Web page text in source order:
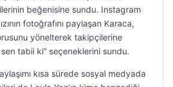
beğenisine sundu. Instagram
fotoğrafını paylaşan Karaca,
yönelterek takipçilerine
sen tabii ki” seçeneklerini sundu.
kısa sürede sosyal medyada